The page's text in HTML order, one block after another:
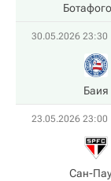
30.05.2026 23:30
Баия
23.05.2026 23:00
Сан-